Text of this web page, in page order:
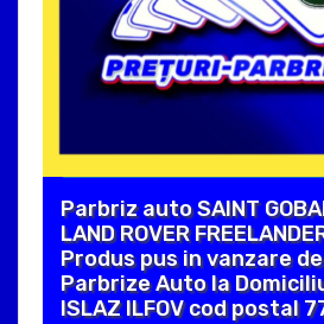
Parbriz auto SAINT
LAND ROVER
Produs pus in vanzare
Parbrize Auto la
ISLAZ ILFOV cod postal